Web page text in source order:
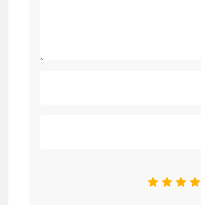
5
4
3
2